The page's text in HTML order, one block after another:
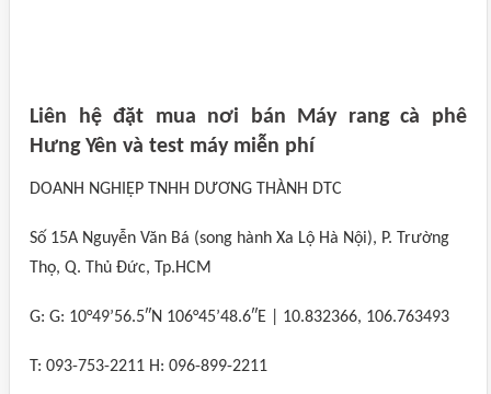
Liên hệ đặt mua nơi bán Máy rang cà phê
Hưng Yên và test máy miễn phí
DOANH NGHIỆP TNHH DƯƠNG THÀNH DTC
Số 15A Nguyễn Văn Bá (song hành Xa Lộ Hà Nội), P. Trường
Thọ, Q. Thủ Đức, Tp.HCM
G: G: 10°49’56.5″N 106°45’48.6″E | 10.832366, 106.763493
T: 093-753-2211 H: 096-899-2211